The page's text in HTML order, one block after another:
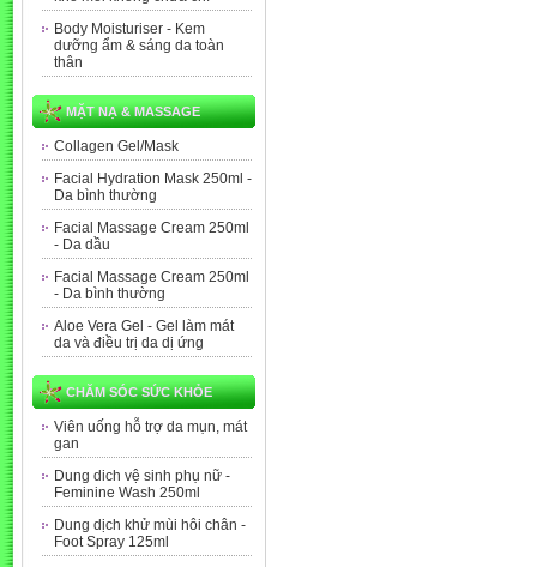
Body Moisturiser - Kem
dưỡng ẩm & sáng da toàn
thân
MẶT NẠ & MASSAGE
Collagen Gel/Mask
Facial Hydration Mask 250ml -
Da bình thường
Facial Massage Cream 250ml
- Da dầu
Facial Massage Cream 250ml
- Da bình thường
Aloe Vera Gel - Gel làm mát
da và điều trị da dị ứng
CHĂM SÓC SỨC KHỎE
Viên uống hỗ trợ da mụn, mát
gan
Dung dich vệ sinh phụ nữ -
Feminine Wash 250ml
Dung dịch khử mùi hôi chân -
Foot Spray 125ml